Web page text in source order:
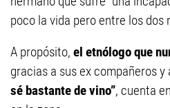
poco la vida pero entre los dos
A propósito, el etnólogo que
gracias a sus ex compañeros y
sé bastante de vino”, cuenta